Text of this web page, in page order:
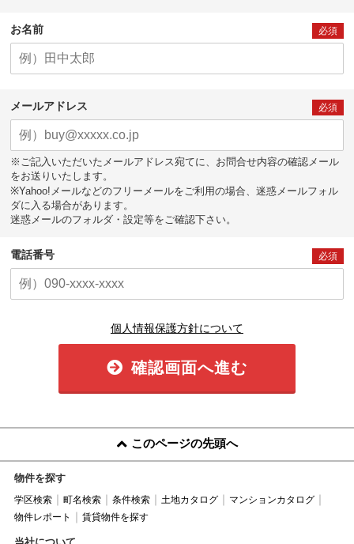
お名前 必須
メールアドレス 必須
※ご記入いただいたメールアドレス宛てに、お問合せ内容の確認メール
をお送りいたします。
※Yahoo!メールなどのフリーメールをご利用の場合、迷惑メールフォル
ダに入る場合があります。
迷惑メールのフォルダ・設定等をご確認下さい。
電話番号 必須
個人情報保護方針について
確認画面へ進む
このページの先頭へ
物件を探す
学区検索 町名検索 条件検索 土地カタログ
マンションカタログ
物件レポート
賃貸物件を探す